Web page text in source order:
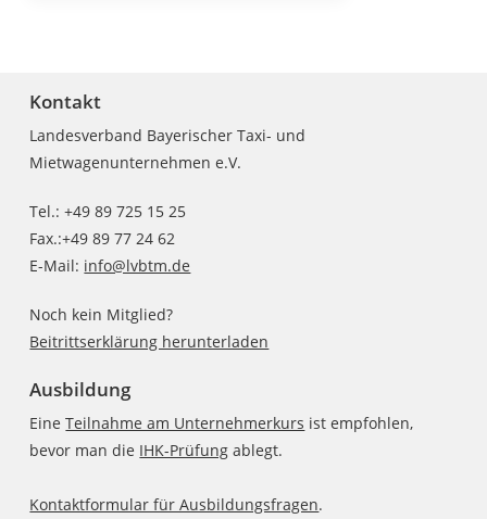
Kontakt
Landesverband Bayerischer Taxi- und
Mietwagenunternehmen e.V.
Tel.: +49 89 725 15 25
Fax.:+49 89 77 24 62
E-Mail: info@lvbtm.de
Noch kein Mitglied?
Beitrittserklärung herunterladen
Ausbildung
EineTeilnahme am Unternehmerkurs ist empfohlen,
bevor man die IHK-Prüfung ablegt.
Kontaktformular für Ausbildungsfragen.